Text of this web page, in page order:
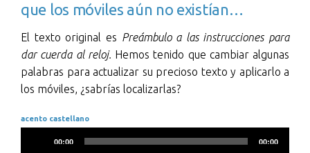
que los móviles aún no existían…
El texto original es Preámbulo a las instrucciones para
dar cuerda al reloj. Hemos tenido que cambiar algunas
palabras para actualizar su precioso texto y aplicarlo a
los móviles, ¿sabrías localizarlas?
acento castellano
00:00 00:00